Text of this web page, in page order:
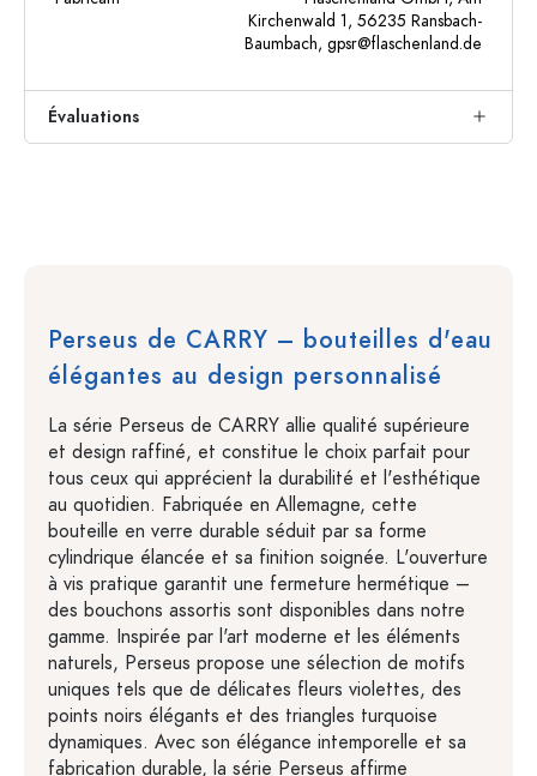
Kirchenwald 1, 56235 Ransbach-
Baumbach, gpsr@flaschenland.de
Évaluations
Perseus de CARRY – bouteilles d'eau
élégantes au design personnalisé
La série Perseus de CARRY allie qualité supérieure
et design raffiné, et constitue le choix parfait pour
tous ceux qui apprécient la durabilité et l'esthétique
au quotidien. Fabriquée en Allemagne, cette
bouteille en verre durable séduit par sa forme
cylindrique élancée et sa finition soignée. L'ouverture
à vis pratique garantit une fermeture hermétique –
des bouchons assortis sont disponibles dans notre
gamme. Inspirée par l'art moderne et les éléments
naturels, Perseus propose une sélection de motifs
uniques tels que de délicates fleurs violettes, des
points noirs élégants et des triangles turquoise
dynamiques. Avec son élégance intemporelle et sa
fabrication durable, la série Perseus affirme